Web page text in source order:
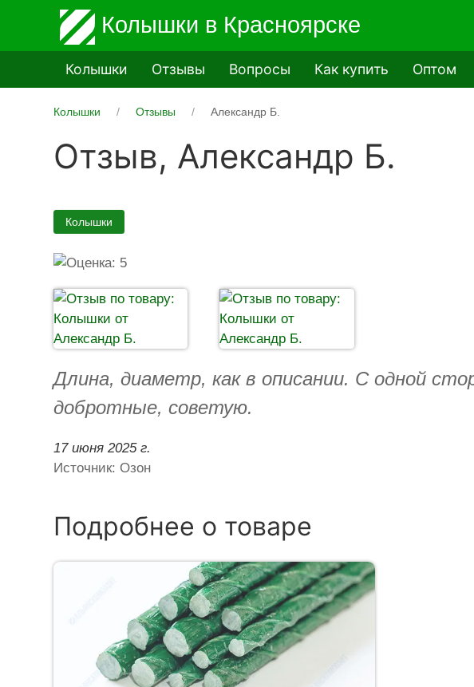
Колышки в Красноярскe
Колышки Отзывы Вопросы Как купить Оптом
Колышки Отзывы Александр Б.
Отзыв, Александр Б.
Колышки
Длина, диаметр, как в описании. С одной
добротные, советую.
17 июня 2025 г.
Источник: Озон
Подробнее о товаре